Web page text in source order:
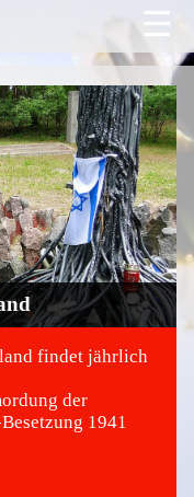
☰
findet jährlich
der
1941